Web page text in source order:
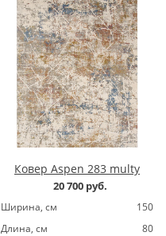
Ковер Aspen 283 multy
20 700 руб.
Ширина, cм
150
Длина, cм
80